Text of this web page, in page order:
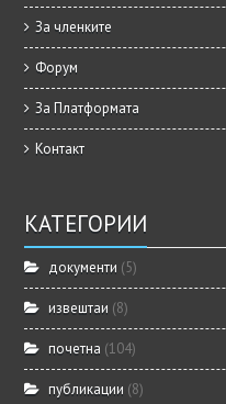
За членките
Форум
За Платформата
Контакт
КАТЕГОРИИ
документи (5)
извештаи (8)
почетна (104)
публикации (8)